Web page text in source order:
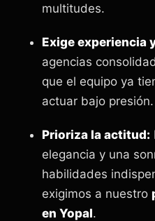
multitudes.
Exige experiencia
agencias
que el equipo ya
actuar bajo presión.
Prioriza la actitud:
elegancia y una
habilidades
exigimos a nuestro
en Yopal.